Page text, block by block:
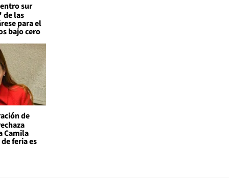
sur
de las
para el
bajo cero
de
Camila
feria es